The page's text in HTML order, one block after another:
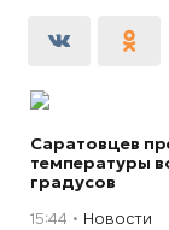
Саратовцев
температуры
градусов
15:44 Новости